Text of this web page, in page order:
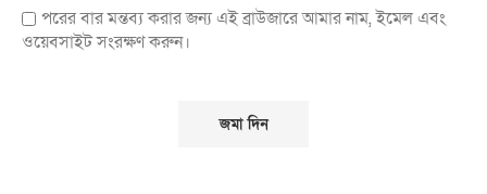
পরের বার মন্তব্য করার জন্য এই ব্রাউজারে আমার নাম, ইমেল এবং
ওয়েবসাইট সংরক্ষণ করুন।